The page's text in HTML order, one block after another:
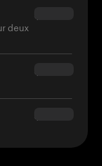
deux
$34.95
$160.00
$180.00